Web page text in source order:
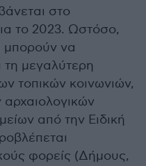
στο
το 2023. Ωστόσο,
μπορούν να
μεγαλύτερη
τοπικών κοινωνιών,
από την Ειδική
φορείς (Δήμους,